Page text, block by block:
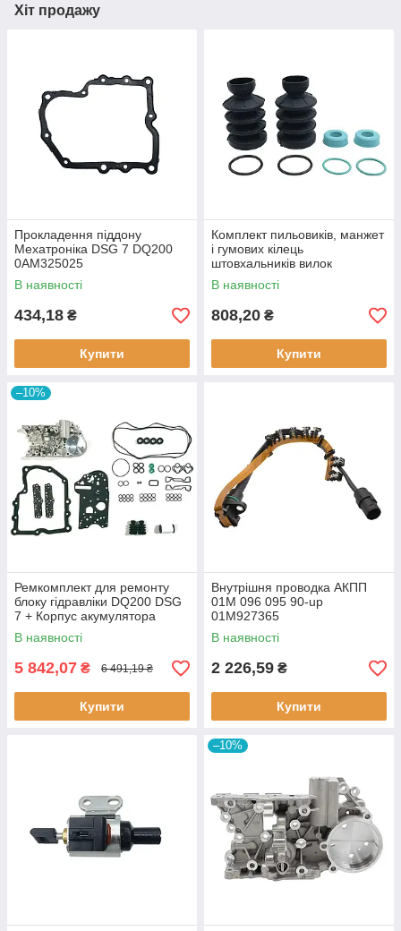
Запчастини АКПП SsangYong
Запчастини АКПП Volvo | Opel
Запчастини АКПП GENERAL MOTORS
Запчастини АКПП ZF
Хіт продажу
Прокладення піддону
Мехатроніка DSG 7 DQ200
0AM325025
В наявності
434,18 ₴
Купити
Комплект пильовиків, манжет
і гумових кілець
штовхальників вилок
зчеплення DQ200 0AM DSG
7
В наявності
808,20 ₴
Купити
–10%
Ремкомплект для ремонту
блоку гідравліки DQ200 DSG
7 + Корпус акумулятора
гідроблока OAM325066
В наявності
5 842,07 ₴ 6 491,19 ₴
Купити
Внутрішня проводка АКПП
01M 096 095 90-up
01M927365
В наявності
2 226,59 ₴
Купити
–10%